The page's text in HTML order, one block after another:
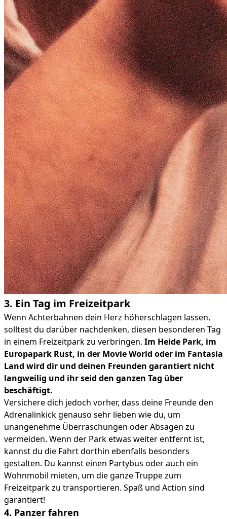
3. Ein Tag im Freizeitpark
Wenn Achterbahnen dein Herz höherschlagen lassen,
solltest du darüber nachdenken, diesen besonderen Tag
in einem Freizeitpark zu verbringen. Im Heide Park, im
Europapark Rust, in der Movie World oder im Fantasia
Land wird dir und deinen Freunden garantiert nicht
langweilig und ihr seid den ganzen Tag über
beschäftigt.
Versichere dich jedoch vorher, dass deine Freunde den
Adrenalinkick genauso sehr lieben wie du, um
unangenehme Überraschungen oder Absagen zu
vermeiden. Wenn der Park etwas weiter entfernt ist,
kannst du die Fahrt dorthin ebenfalls besonders
gestalten. Du kannst einen Partybus oder auch ein
Wohnmobil mieten, um die ganze Truppe zum
Freizeitpark zu transportieren. Spaß und Action sind
garantiert!
4. Panzer fahren